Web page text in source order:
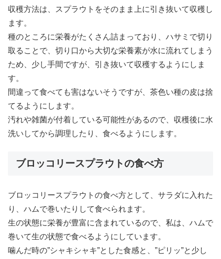
収穫方法は、スプラウトをそのまま上に引き抜いて収穫し
ます。
種のところに栄養がたくさん詰まっており、ハサミで切り
取ることで、切り口から大切な栄養素が水に流れてしまう
ため、少し手間ですが、引き抜いて収穫するようにしま
す。
間違って食べても害はないそうですが、茶色い種の皮は捨
てるようにします。
汚れや雑菌が付着している可能性があるので、収穫後に水
洗いしてから調理したり、食べるようにします。
ブロッコリースプラウトの食べ方
ブロッコリースプラウトの食べ方として、サラダに入れた
り、ハムで巻いたりして食べられます。
生の状態に栄養が豊富に含まれているので、私は、ハムで
巻いて生の状態で食べるようにしています。
噛んだ時の”シャキシャキ”とした食感と、”ピリッ”と少し